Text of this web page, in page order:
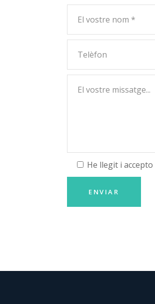
He llegit i accepto